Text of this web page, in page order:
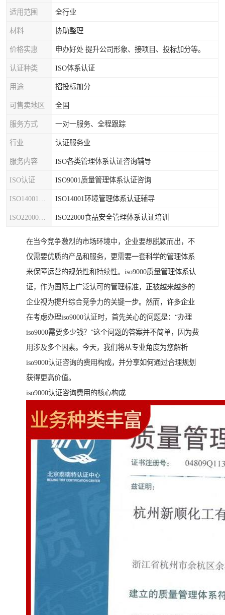
适用范围 全行业
材料 协助整理
价格实惠 申办好处 提升公司形象、接项目、投标加分等。
认证种类 ISO体系认证
用途 招投标加分
可售卖地区 全国
服务方式 一对一服务、全程跟踪
行业 认证服务业
服务内容 ISO各类管理体系认证咨询辅导
ISO认证 ISO9001质量管理体系认证咨询
ISO14001环境管理体系认证辅导
ISO22000食品安全管理体系认证培训
在当今竞争激烈的市场环境中，企业要想脱颖而出，不
仅需要优质的产品和服务，更需要一套科学的管理体系
来保障运营的规范性和持续性。iso9000质量管理体系认
证，作为国际上广泛认可的管理标准，正被越来越多的
企业视为提升综合竞争力的关键一步。然而，许多企业
在考虑办理iso9000认证时，首先关心的问题是：“办理
iso9000需要多少钱？”这个问题的答案并不简单，因为费
用涉及多个因素。今天，我们将从专业角度为您解析
iso9000认证咨询的费用构成，并分享如何通过合理规划
获得更高价值。
iso9000认证咨询费用的核心构成